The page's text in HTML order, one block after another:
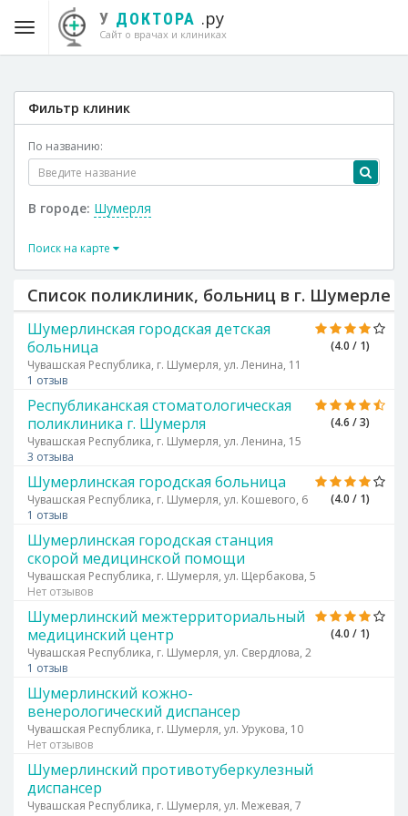
У ДОКТОРА .ру
Сайт о врачах и клиниках
Фильтр клиник
По названию:
В городе: Шумерля
Поиск на карте
Список поликлиник, больниц в г. Шумерле
(4.0 / 1)
Шумерлинская городская детская
больница
Чувашская Республика, г. Шумерля, ул. Ленина, 11
1 отзыв
(4.6 / 3)
Республиканская стоматологическая
поликлиника г. Шумерля
Чувашская Республика, г. Шумерля, ул. Ленина, 15
3 отзыва
(4.0 / 1)
Шумерлинская городская больница
Чувашская Республика, г. Шумерля, ул. Кошевого, 6
1 отзыв
Шумерлинская городская станция
скорой медицинской помощи
Чувашская Республика, г. Шумерля, ул. Щербакова, 5
Нет отзывов
(4.0 / 1)
Шумерлинский межтерриториальный
медицинский центр
Чувашская Республика, г. Шумерля, ул. Свердлова, 2
1 отзыв
Шумерлинский кожно-
венерологический диспансер
Чувашская Республика, г. Шумерля, ул. Урукова, 10
Нет отзывов
Шумерлинский противотуберкулезный
диспансер
Чувашская Республика, г. Шумерля, ул. Межевая, 7